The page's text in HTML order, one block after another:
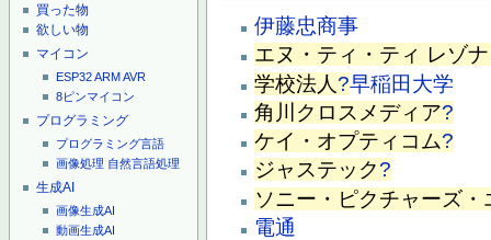
買った物
欲しい物
マイコン
ESP32ARMAVR
8ピンマイコン
プログラミング
プログラミング言語
画像処理 自然言語処理
生成AI
画像生成AI
動画生成AI
伊藤忠商事
エヌ・ティ・ティ レゾ
学校法人 ?早稲田大学
角川クロスメディア?
ケイ・オプティコム?
ジャステック?
ソニー・ピクチャーズ
電通